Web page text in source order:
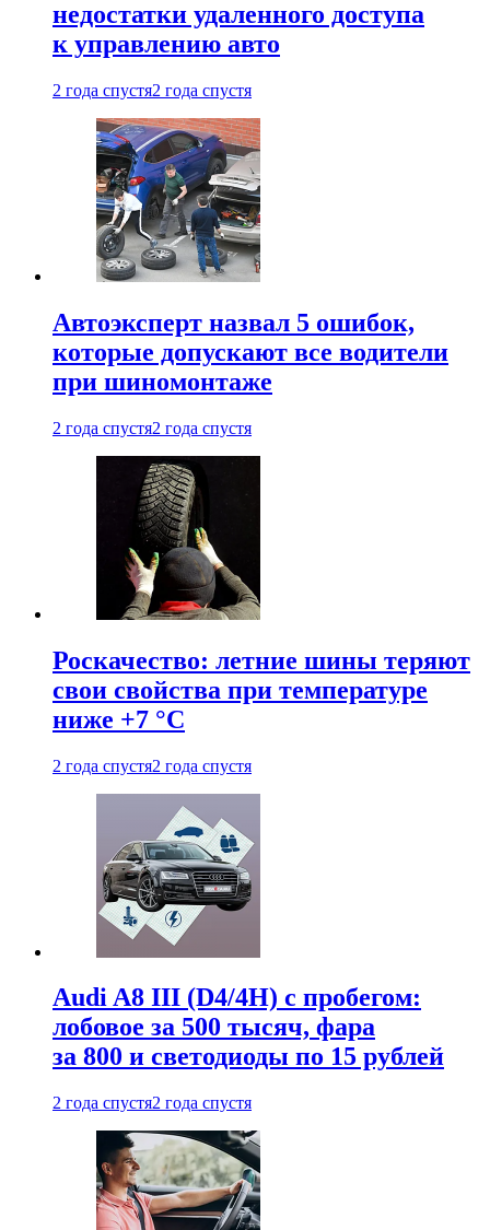
недостатки удаленного доступа
к управлению авто
2 года спустя2 года спустя
Автоэксперт назвал 5 ошибок,
которые допускают все водители
при шиномонтаже
2 года спустя2 года спустя
Роскачество: летние шины теряют
свои свойства при температуре
ниже +7 °C
2 года спустя2 года спустя
Audi A8 III (D4/4H) c пробегом:
лобовое за 500 тысяч, фара
за 800 и светодиоды по 15 рублей
2 года спустя2 года спустя